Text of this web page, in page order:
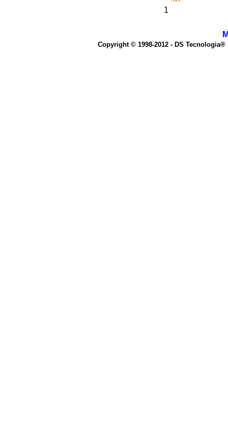
1
Copyright © 1998-2012 - DS Tecnologia®